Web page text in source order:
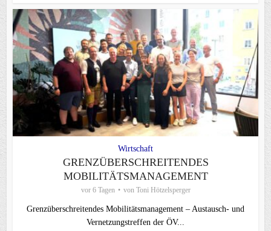
Wirtschaft
GRENZÜBERSCHREITENDES
MOBILITÄTSMANAGEMENT
vor 6 Tagen von Toni Hötzelsperger
Grenzüberschreitendes Mobilitätsmanagement – Austausch- und
Vernetzungstreffen der ÖV...